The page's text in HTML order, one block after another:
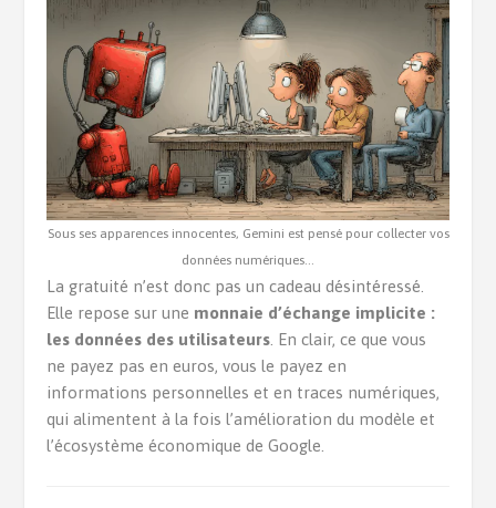
Sous ses apparences innocentes, Gemini est pensé pour collecter vos
données numériques…
La gratuité n’est donc pas un cadeau désintéressé.
Elle repose sur une monnaie d’échange implicite :
les données des utilisateurs . En clair, ce que vous
ne payez pas en euros, vous le payez en
informations personnelles et en traces numériques,
qui alimentent à la fois l’amélioration du modèle et
l’écosystème économique de Google.